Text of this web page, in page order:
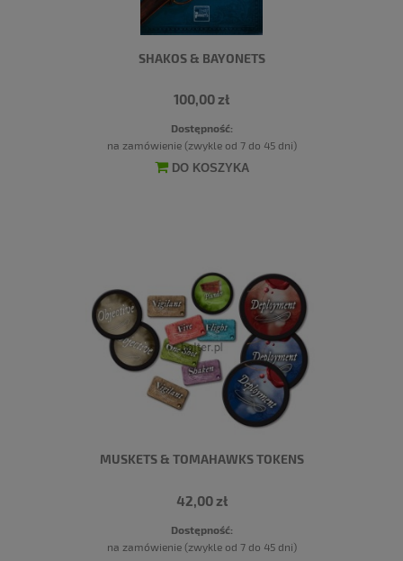
SHAKOS & BAYONETS
100,00 zł
Dostępność:
na zamówienie (zwykle od 7 do 45 dni)
DO KOSZYKA
MUSKETS & TOMAHAWKS TOKENS
42,00 zł
Dostępność:
na zamówienie (zwykle od 7 do 45 dni)